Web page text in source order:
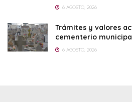
6 AGOSTO, 2026
Trámites y valores
cementerio
6 AGOSTO, 2026